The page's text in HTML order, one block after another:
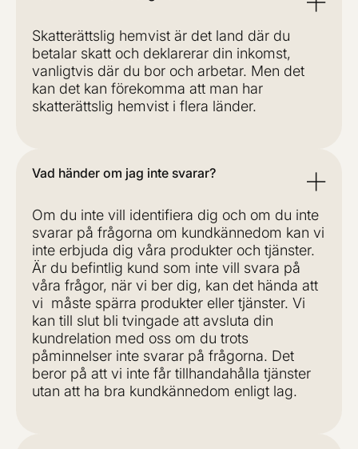
Skatterättslig hemvist är det land där du
betalar skatt och deklarerar din inkomst,
vanligtvis där du bor och arbetar. Men det
kan det kan förekomma att man har
skatterättslig hemvist i flera länder.
Vad händer om jag inte svarar?
Om du inte vill identifiera dig och om du inte
svarar på frågorna om kundkännedom kan vi
inte erbjuda dig våra produkter och tjänster.
Är du befintlig kund som inte vill svara på
våra frågor, när vi ber dig, kan det hända att
vi måste spärra produkter eller tjänster. Vi
kan till slut bli tvingade att avsluta din
kundrelation med oss om du trots
påminnelser inte svarar på frågorna. Det
beror på att vi inte får tillhandahålla tjänster
utan att ha bra kundkännedom enligt lag.